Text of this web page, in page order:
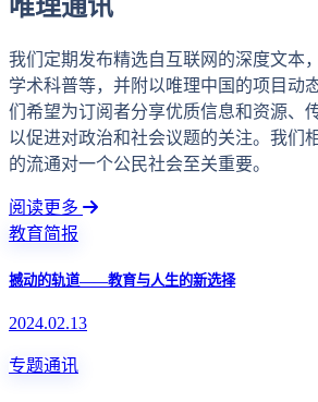
唯理通讯
我们定期发布精选自互联网的深度文本
学术科普等，并附以唯理中国的项目动
们希望为订阅者分享优质信息和资源、
以促进对政治和社会议题的关注。我们
的流通对一个公民社会至关重要。
阅读更多
教育简报
撼动的轨道——教育与人生的新选择
2024.02.13
专题通讯